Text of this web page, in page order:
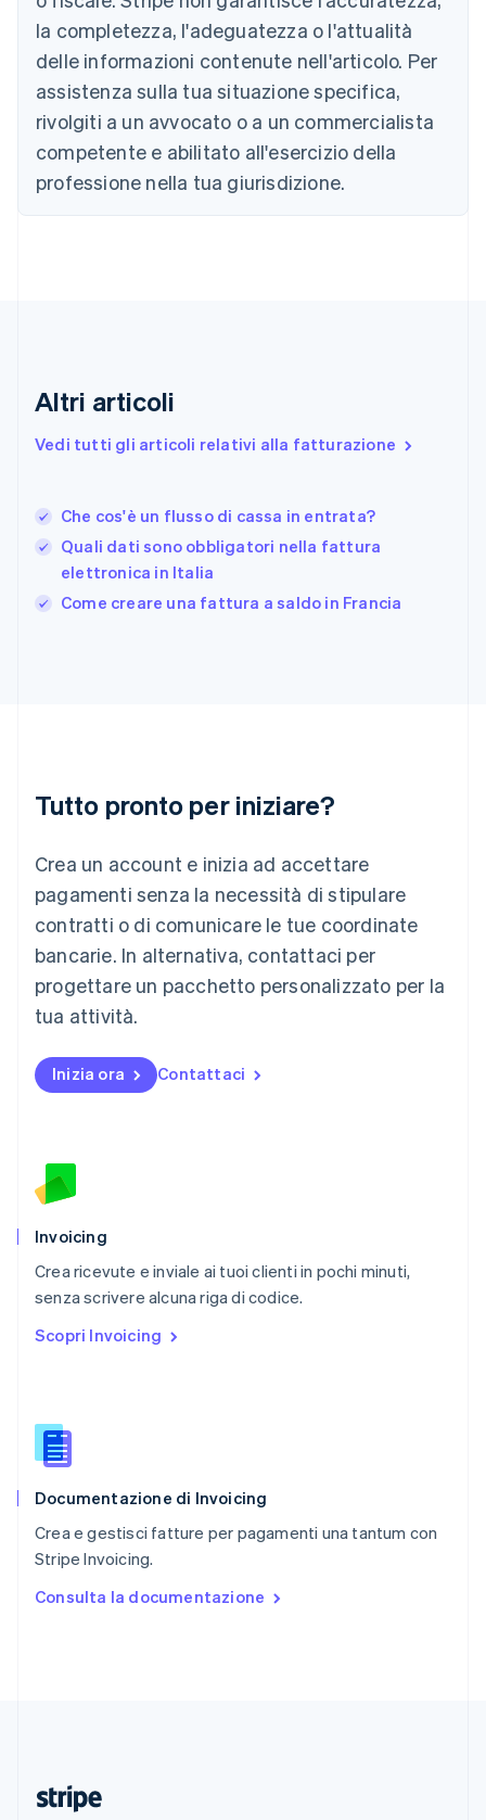
la completezza, l'adeguatezza o l'attualità
delle informazioni contenute nell'articolo. Per
assistenza sulla tua situazione specifica,
rivolgiti a un avvocato o a un commercialista
competente e abilitato all'esercizio della
professione nella tua giurisdizione.
Altri articoli
Vedi tutti gli articoli relativi alla fatturazione
Che cos'è un flusso di cassa in entrata?
Quali dati sono obbligatori nella fattura
elettronica in Italia
Come creare una fattura a saldo in Francia
Tutto pronto per iniziare?
Crea un account e inizia ad accettare
pagamenti senza la necessità di stipulare
contratti o di comunicare le tue coordinate
bancarie. In alternativa, contattaci per
progettare un pacchetto personalizzato per la
tua attività.
Inizia ora Contattaci
Invoicing
Crea ricevute e inviale ai tuoi clienti in pochi minuti,
senza scrivere alcuna riga di codice.
Scopri Invoicing
Documentazione di Invoicing
Crea e gestisci fatture per pagamenti una tantum con
Stripe Invoicing.
Consulta la documentazione
Cina continentale
简体中文English
Cipro
English
Croazia
EnglishItaliano
Danimarca
English
Emirati Arabi Uniti
Germania
Deutsch English
Giappone
Grecia
English
India
Irlanda
English
FrançaisDeutschEnglish
English简体中文
Malta
English
Messico
Español English
Norvegia
Nuova Zelanda
English
Paesi Bassi
English
Portogallo
RAS di Hong Kong, Cina
English
Regno Unito
English
English
English
Slovacchia
Slovenia
Spagna
EspañolEnglish
English Español简体中文